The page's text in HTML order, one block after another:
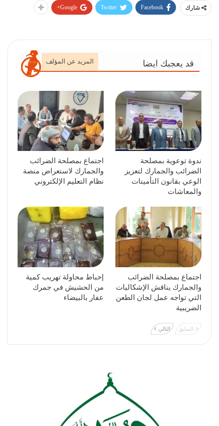
شارك Facebook
Twitter
Google+
قد يعجبك ايضا المزيد عن المؤلف
ندوة توعوية بمصلحة
الضرائب والجمارك لتعزيز
الوعي بقانون التأمينات
والمعاشات
اجتماع بمصلحة الضرائب
والجمارك لاستعراض منصة
نظام التعليم الإلكتروني
اجتماع بمصلحة الضرائب
والجمارك يناقش الإشكاليات
التي تواجه عمل لجان الطعن
الضريبية
إحباط محاولة تهريب كمية
من الحشيش في جمرك
عفار بالبيضاء
السابق التالي